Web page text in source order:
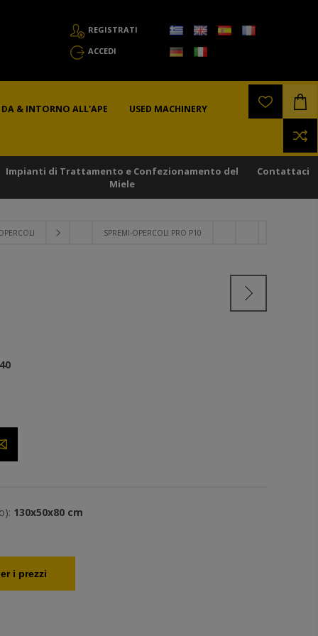
REGISTRATI
ACCEDI
DA & INTORNO ALL'APE
USED MACHINERY
Impianti di Trattamento e Confezionamento del
Miele
Contattaci
SPREMI-OPERCOLI PRO P10
130x50x80 cm
i prezzi